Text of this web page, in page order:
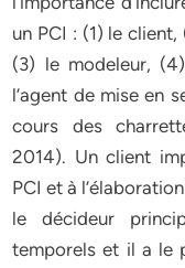
un PCI : (1) le
(3) le modeleur,
l’agent de mise en
cours des
2014). Un client
PCI et à
le décideur
temporels et il a le